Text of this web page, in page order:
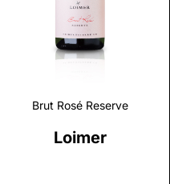
Brut Rosé Reserve
Loimer